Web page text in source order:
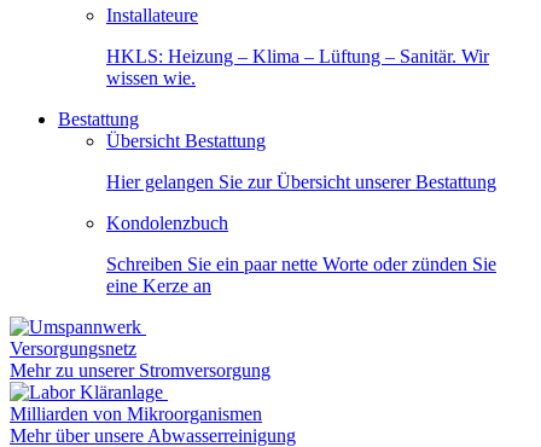
Installateure
HKLS: Heizung – Klima – Lüftung – Sanitär. Wir
wissen wie.
Bestattung
Übersicht Bestattung
Hier gelangen Sie zur Übersicht unserer Bestattung
Kondolenzbuch
Schreiben Sie ein paar nette Worte oder zünden Sie
eine Kerze an
Versorgungsnetz
Mehr zu unserer Stromversorgung
Milliarden von Mikroorganismen
Mehr über unsere Abwasserreinigung